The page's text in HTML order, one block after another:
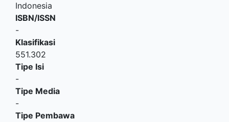
Indonesia
ISBN/ISSN
-
Klasifikasi
551.302
Tipe Isi
-
Tipe Media
-
Tipe Pembawa